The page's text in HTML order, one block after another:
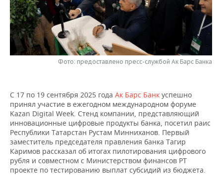
НЕФТЕХИМИЯ
НЕФТЬ
ОПК
РОЗНИЧНАЯ ТОРГОВЛЯ
ТРАНСПОРТ
НОВОСТИ ТЕХНОЛОГИЙ
IT
МЕРОПРИЯТИЯ
НОВОСТИ МЕРОПРИЯТИЙ
ВЫЕЗДНАЯ РЕДАКЦИЯ
ONLINE-КОНФЕРЕНЦИИ
ОТКРЫТАЯ ЛЕКЦИЯ
СПОРТ
НОВОСТИ СПОРТА
ХОККЕЙ
БАСКЕТБОЛ
ВОЛЕЙБОЛ
ВЛАСТЬ
ИНФРАСТРУКТУРА
ИСТОРИЯ
СЮЖЕТЫ
СПРАВОЧНИК
СПИСОК ПЕРСОН
ПОЛНАЯ ВЕРСИЯ
Фото: предоставлено пресс-службой Ак Барс Банка
С 17 по 19 сентября 2025 года Ак Барс Банк успешно
принял участие в ежегодном международном форуме
Kazan Digital Week. Стенд компании, представляющий
инновационные цифровые продукты банка, посетил раис
Республики Татарстан Рустам Минниханов. Первый
заместитель председателя правления банка Тагир
Каримов рассказал об итогах пилотирования цифрового
рубля и совместном с Министерством финансов РТ
проекте по тестированию выплат субсидий из бюджета.